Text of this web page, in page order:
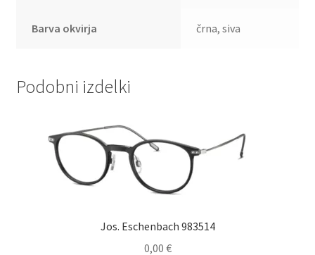
Barva okvirja črna, siva
Podobni izdelki
Jos. Eschenbach 983514
0,00 €